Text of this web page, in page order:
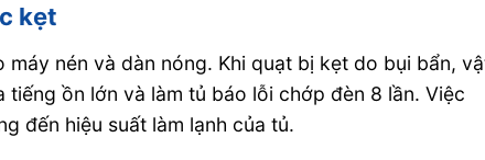
kẹt
máy nén và dàn nóng. Khi quạt bị kẹt do bụi bẩn,
ồn lớn và làm tủ báo lỗi chớp đèn 8 lần. Việc
đến hiệu suất làm lạnh của tủ.